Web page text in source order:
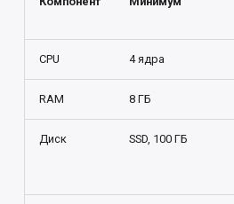
Поддерживаемые типы
дисков
инфраструктура
Сеть (высокая
Обеспечение безопасности
интеграции
Аналитика
CPU 4 ядра
RAM 8 ГБ
Диск SSD, 100 ГБ